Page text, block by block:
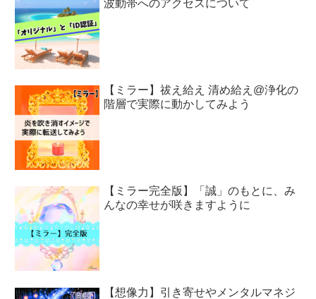
波動帯へのアクセスについて
【ミラー】祓え給え 清め給え@浄化の
階層で実際に動かしてみよう
【ミラー完全版】「誠」のもとに、み
んなの幸せが咲きますように
【想像力】引き寄せやメンタルマネジ